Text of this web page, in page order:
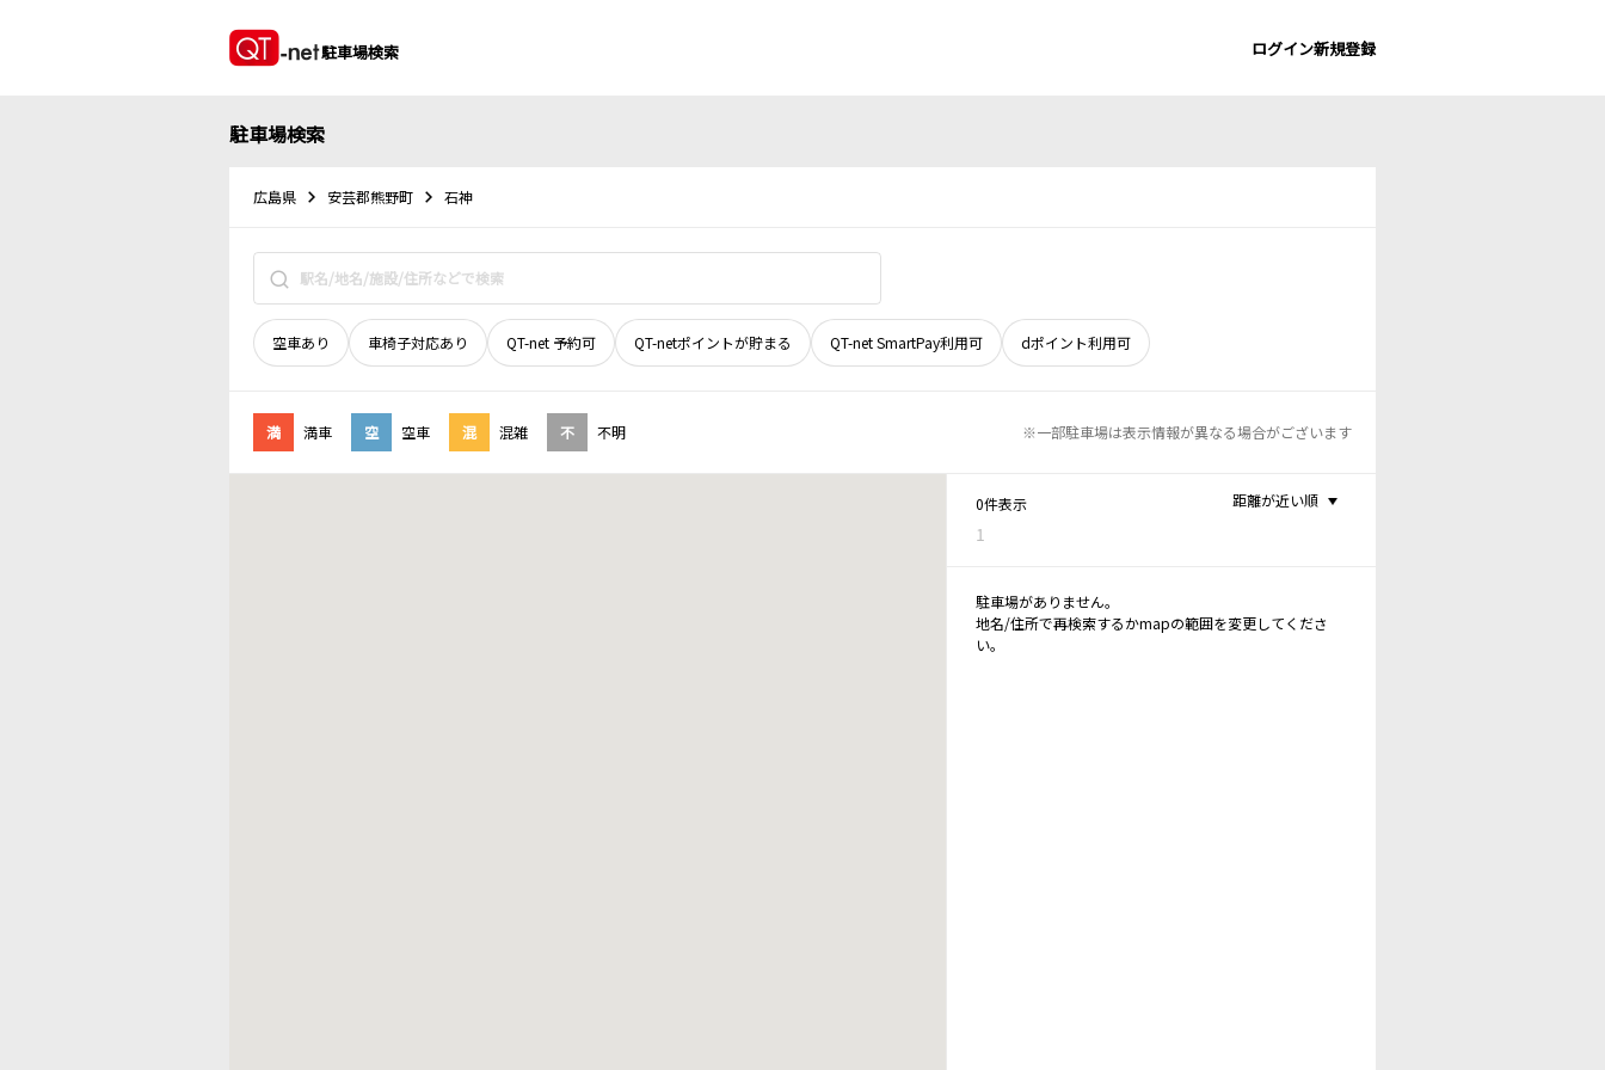
駐車場検索 ログイン新規登録
駐車場検索
広島県 安芸郡熊野町 石神
空車あり 車椅子対応あり QT-net 予約可 QT-netポイントが貯まる QT-net SmartPay利用可 dポイント利用可
満 満車 空 空車 混 混雑 不 不明 ※一部駐車場は表示情報が異なる場合がございます
0件表示
1
距離が近い順
駐車場がありません。
地名/住所で再検索するかmapの範囲を変更してくださ
い。